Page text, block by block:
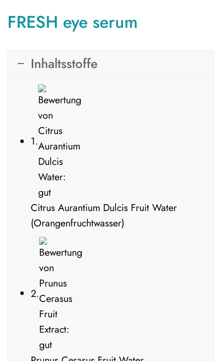
FRESH eye serum
Inhaltsstoffe
1.
Citrus Aurantium Dulcis Fruit Water
(Orangenfruchtwasser)
2.